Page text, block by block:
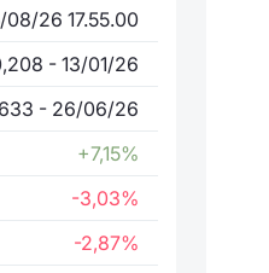
26 17.55.00
- 13/01/26
- 26/06/26
+7,15%
-3,03%
-2,87%